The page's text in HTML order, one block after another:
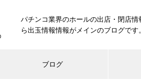
パチンコ業界のホールの出店・閉店
ら出玉情報情報がメインのブログです
ブログ